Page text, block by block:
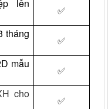
lên
✅
tháng
✅
mẫu
✅
cho
✅